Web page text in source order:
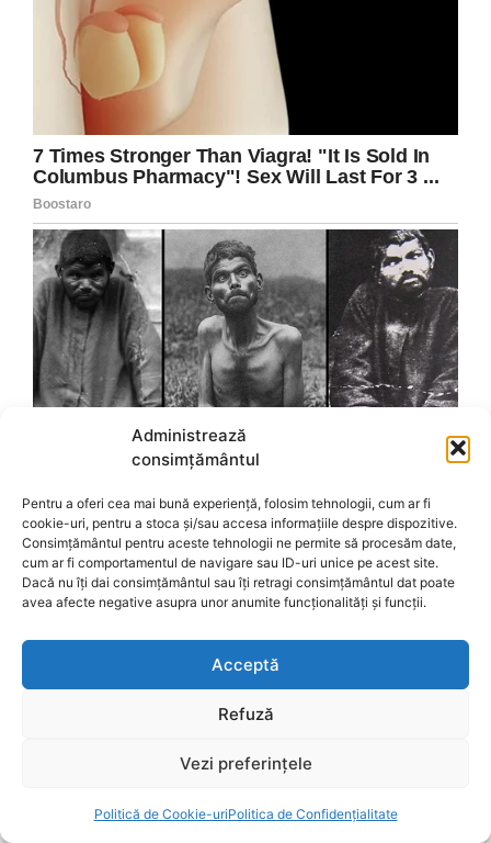
Administrează
consimțământul
Pentru a oferi cea mai bună experiență, folosim tehnologii, cum ar fi
cookie-uri, pentru a stoca și/sau accesa informațiile despre dispozitive.
Consimțământul pentru aceste tehnologii ne permite să procesăm date,
cum ar fi comportamentul de navigare sau ID-uri unice pe acest site.
Dacă nu îți dai consimțământul sau îți retragi consimțământul dat poate
avea afecte negative asupra unor anumite funcționalități și funcții.
Acceptă
Refuză
Vezi preferințele
Politică de Cookie-uriPolitica de Confidențialitate